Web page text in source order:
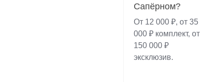
Сапёрном?
От 12 000 ₽, от 35
000 ₽ комплект, от
150 000 ₽
эксклюзив.